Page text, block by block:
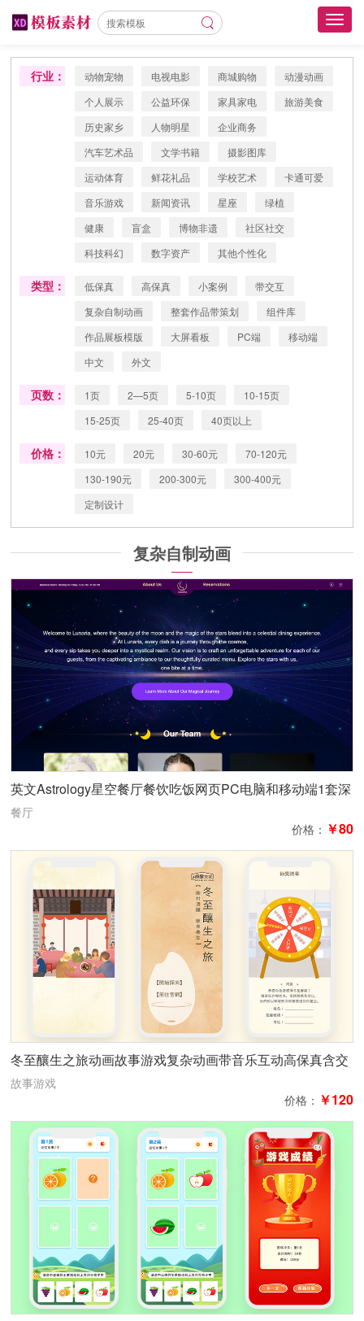
行业： 动物宠物 电视电影 商城购物
动漫动画
个人展示
公益环保 家具家电
旅游美食
历史家乡
人物明星
企业商务
汽车艺术品
文学书籍
摄影图库
运动体育
鲜花礼品 学校艺术
卡通可爱
音乐游戏
新闻资讯 星座
绿植
健康
盲盒 博物非遗
社区社交
科技科幻
数字资产 其他个性化
类型： 低保真 高保真 小案例
带交互
复杂自制动画
整套作品带策划
组件库
作品展板模版
大屏看板 PC端
移动端
中文
外文
页数： 1页 2—5页 5-10页
10-15页
15-25页
25-40页 40页以上
价格： 10元 20元 30-60元
70-120元
130-190元
200-300元
300-400元
定制设计
复杂自制动画
英文Astrology星空餐厅餐饮吃饭网页PC电脑和移动端1套深
色紫色梦幻4页
餐厅
价格： ￥80
冬至釀生之旅动画故事游戏复杂动画带音乐互动高保真含交
互
故事游戏
价格： ￥120